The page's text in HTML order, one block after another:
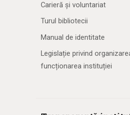
Carieră și voluntariat
Turul bibliotecii
Manual de identitate
Legislație privind
funcționarea instituției